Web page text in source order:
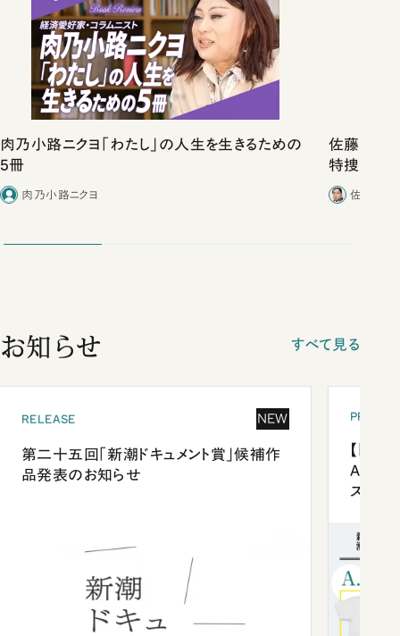
肉乃小路ニクヨ「わたし」の人生を生きるための
5冊
肉乃小路ニクヨ
佐藤優vs
特捜取調
合ったこと
佐藤優
お知らせ すべて見る
RELEASE NEW
第二十五回「新潮ドキュメント賞」候補作
品発表のお知らせ
【「新
ズプレ